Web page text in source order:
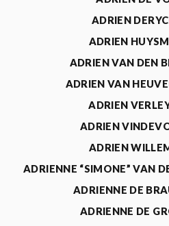
ADRIEN
ADRIEN
ADRIEN VAN DEN
ADRIEN VAN
ADRIEN
ADRIEN
ADRIEN
ADRIENNE “SIMONE” VAN
ADRIENNE DE
ADRIENNE DE